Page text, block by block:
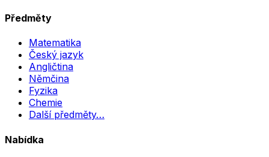
Předměty
Matematika
Český jazyk
Angličtina
Němčina
Fyzika
Chemie
Další předměty…
Nabídka